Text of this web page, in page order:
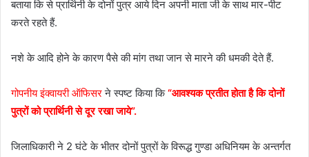
बताया कि से प्रार्थिनी के दोनों पुत्र आये दिन अपनी माता जी के साथ मार-पीट
करते रहते हैं.
नशे के आदि होने के कारण पैसे की मांग तथा जान से मारने की धमकी देते हैं.
गोपनीय इंक्वायरी ऑफिसरने स्पष्ट किया कि“आवश्यक प्रतीत होता है कि दोनों
पुत्रों को प्रार्थिनी से दूर रखा जाये”.
जिलाधिकारी ने 2 घंटे के भीतर दोनों पुत्रों के विरूद्ध गुण्डा अधिनियम के अन्तर्गत